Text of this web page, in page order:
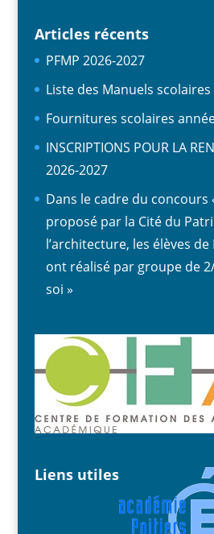
Articles récents
PFMP 2026-2027
Liste des Manuels scolaires
Fournitures scolaires
INSCRIPTIONS POUR LA
2026-2027
Dans le cadre du concours
proposé par la Cité du
l’architecture, les élèves de
ont réalisé par groupe de
soi »
Liens utiles